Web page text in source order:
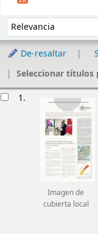
Ordenar por:
De-resaltar
Seleccionar títulos
1.
Imagen de
cubierta local